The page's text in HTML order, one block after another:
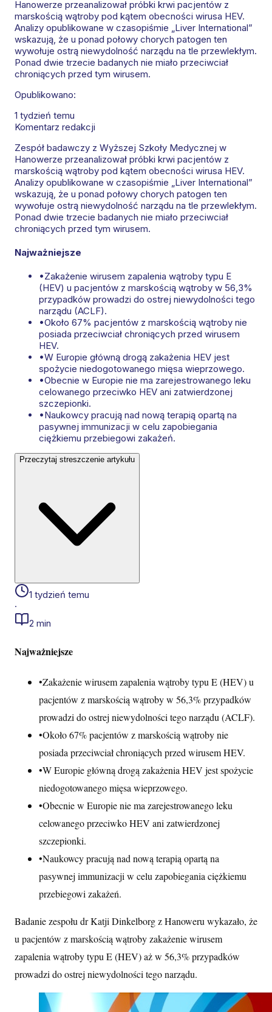
Hanowerze przeanalizował próbki krwi pacjentów z
marskością wątroby pod kątem obecności wirusa HEV.
Analizy opublikowane w czasopiśmie „Liver International”
wskazują, że u ponad połowy chorych patogen ten
wywołuje ostrą niewydolność narządu na tle przewlekłym.
Ponad dwie trzecie badanych nie miało przeciwciał
chroniących przed tym wirusem.
Opublikowano:
1 tydzień temu
Komentarz redakcji
Zespół badawczy z Wyższej Szkoły Medycznej w
Hanowerze przeanalizował próbki krwi pacjentów z
marskością wątroby pod kątem obecności wirusa HEV.
Analizy opublikowane w czasopiśmie „Liver International”
wskazują, że u ponad połowy chorych patogen ten
wywołuje ostrą niewydolność narządu na tle przewlekłym.
Ponad dwie trzecie badanych nie miało przeciwciał
chroniących przed tym wirusem.
Najważniejsze
•Zakażenie wirusem zapalenia wątroby typu E
(HEV) u pacjentów z marskością wątroby w 56,3%
przypadków prowadzi do ostrej niewydolności tego
narządu (ACLF).
•Około 67% pacjentów z marskością wątroby nie
posiada przeciwciał chroniących przed wirusem
HEV.
•W Europie główną drogą zakażenia HEV jest
spożycie niedogotowanego mięsa wieprzowego.
•Obecnie w Europie nie ma zarejestrowanego leku
celowanego przeciwko HEV ani zatwierdzonej
szczepionki.
•Naukowcy pracują nad nową terapią opartą na
pasywnej immunizacji w celu zapobiegania
ciężkiemu przebiegowi zakażeń.
Przeczytaj streszczenie artykułu
1 tydzień temu
·
2 min
Najważniejsze
•Zakażenie wirusem zapalenia wątroby typu E (HEV) u
pacjentów z marskością wątroby w 56,3% przypadków
prowadzi do ostrej niewydolności tego narządu (ACLF).
•Około 67% pacjentów z marskością wątroby nie
posiada przeciwciał chroniących przed wirusem HEV.
•W Europie główną drogą zakażenia HEV jest spożycie
niedogotowanego mięsa wieprzowego.
•Obecnie w Europie nie ma zarejestrowanego leku
celowanego przeciwko HEV ani zatwierdzonej
szczepionki.
•Naukowcy pracują nad nową terapią opartą na
pasywnej immunizacji w celu zapobiegania ciężkiemu
przebiegowi zakażeń.
Badanie zespołu dr Katji Dinkelborg z Hanoweru wykazało, że
u pacjentów z marskością wątroby zakażenie wirusem
zapalenia wątroby typu E (HEV) aż w 56,3% przypadków
prowadzi do ostrej niewydolności tego narządu.